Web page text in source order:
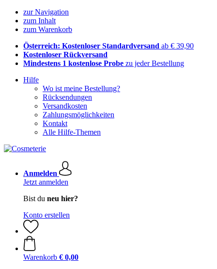
zur Navigation
zum Inhalt
zum Warenkorb
Österreich: Kostenloser Standardversand ab € 39,90
Kostenloser Rückversand
Mindestens 1 kostenlose Probe zu jeder Bestellung
Hilfe
Wo ist meine Bestellung?
Rücksendungen
Versandkosten
Zahlungsmöglichkeiten
Kontakt
Alle Hilfe-Themen
Anmelden
Jetzt anmelden
Bist du neu hier?
Konto erstellen
Warenkorb € 0,00